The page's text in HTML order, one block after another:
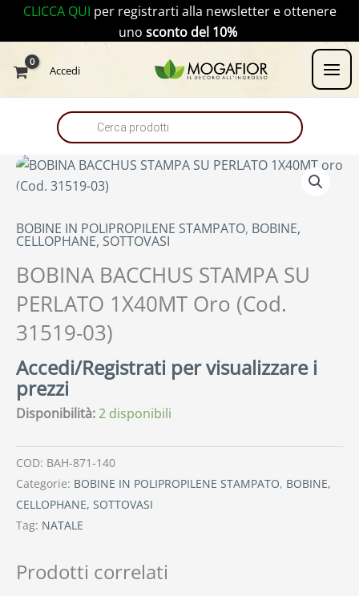
contenuto
CLICCA QUI per registrarti alla newsletter e ottenere
uno sconto del 10%
Accedi
Products
search
BOBINE IN POLIPROPILENE STAMPATO, BOBINE,
CELLOPHANE, SOTTOVASI
BOBINA BACCHUS STAMPA SU
PERLATO 1X40MT Oro (Cod.
31519-03)
Accedi/Registrati per visualizzare i
prezzi
Disponibilità:2 disponibili
COD: BAH-871-140
Categorie: BOBINE IN POLIPROPILENE STAMPATO, BOBINE,
CELLOPHANE, SOTTOVASI
Tag: NATALE
Prodotti correlati